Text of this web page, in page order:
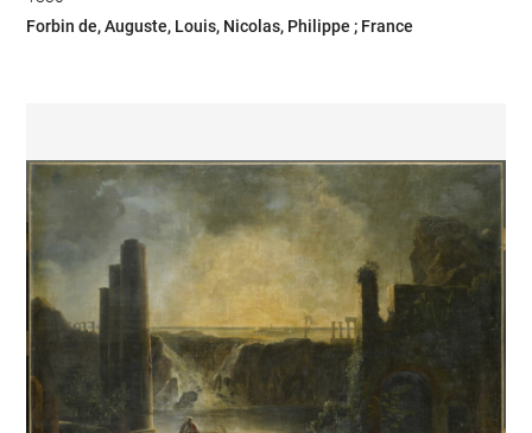
Forbin de, Auguste, Louis, Nicolas, Philippe ; France